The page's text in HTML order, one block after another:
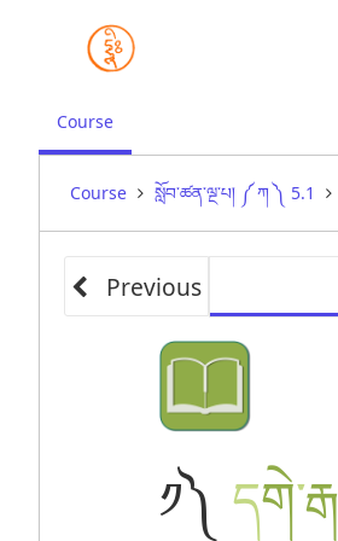
Course,
current
Course
སློབ་ཚན་ལྔ་པ། ༼ ཀ ༽ 5.1
Previous
༡༽ དགེ་རྒ